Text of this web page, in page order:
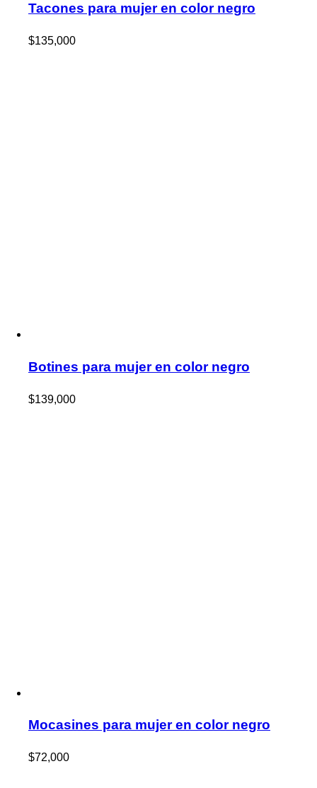
Tacones para mujer en color negro
$135,000
Botines para mujer en color negro
$139,000
Mocasines para mujer en color negro
$72,000